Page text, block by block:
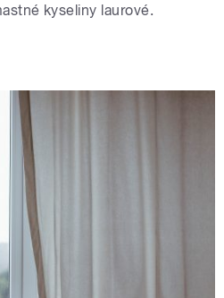
kyseliny laurové.